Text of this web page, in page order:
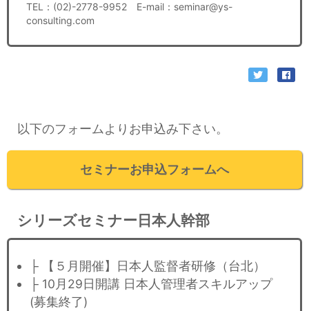
TEL：(02)-2778-9952 E-mail：seminar@ys-
consulting.com
以下のフォームよりお申込み下さい。
セミナーお申込フォームへ
シリーズセミナー日本人幹部
├ 【５月開催】日本人監督者研修（台北）
├ 10月29日開講 日本人管理者スキルアップ
(募集終了)